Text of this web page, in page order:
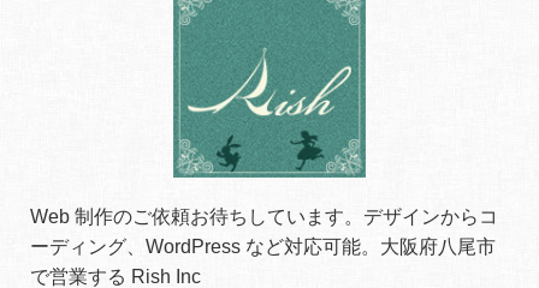
Web 制作のご依頼お待ちしています。デザインからコ
ーディング、WordPress など対応可能。大阪府八尾市
で営業する Rish Inc